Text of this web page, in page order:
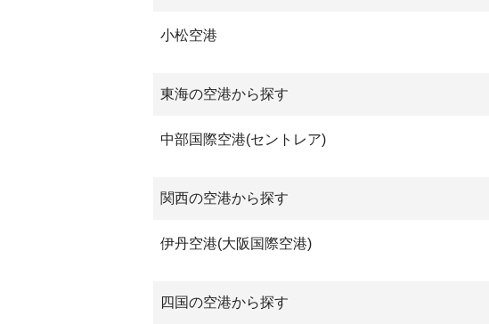
小松空港
東海の空港から探す
中部国際空港(セントレア)
関西の空港から探す
伊丹空港(大阪国際空港)
四国の空港から探す